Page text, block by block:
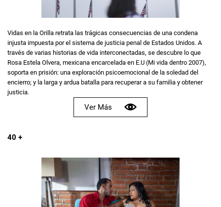
Vidas en la Orilla retrata las trágicas consecuencias de una condena
injusta impuesta por el sistema de justicia penal de Estados Unidos. A
través de varias historias de vida interconectadas, se descubre lo que
Rosa Estela Olvera, mexicana encarcelada en E.U (Mi vida dentro 2007),
soporta en prisión: una exploración psicoemocional de la soledad del
encierro; y la larga y ardua batalla para recuperar a su familia y obtener
justicia.
Ver Más
40 +